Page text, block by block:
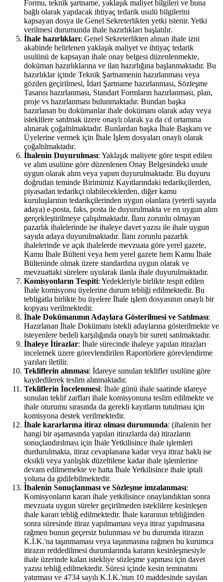
Formu, teknik şartname, yaklaşık maliyet bilgileri ve buna
bağlı olarak yapılacak ihtiyaç tedarik usulü bilgilerini
kapsayan dosya ile Genel Sekreterlikten yetki istenir. Yetki
verilmesi durumunda ihale hazırlıkları başlatılır.
İhale hazırlıkları: Genel Sekreterlikten alınan ihale izni
akabinde belirlenen yaklaşık maliyet ve ihtiyaç tedarik
usulünü de kapsayan ihale onay belgesi düzenlenmekte,
doküman hazırlıklarına ve ilan hazırlığına başlanmaktadır. Bu
hazırlıklar içinde Teknik Şartnamenin hazırlanması veya
gözden geçirilmesi, İdari Şartname hazırlanması, Sözleşme
Tasarısı hazırlanması, Standart Formların hazırlanması, plan,
proje vs hazırlanması bulunmaktadır. Bundan başka
hazırlanan bu dokümanlar ihale dokümanı olarak aday veya
isteklilere satılmak üzere onaylı olarak ya da cd ortamına
alınarak çoğaltılmaktadır. Bunlardan başka İhale Başkanı ve
Üyelerine vermek için İhale İşlem dosyaları onaylı olarak
çoğaltılmaktadır.
İhalenin Duyurulması: Yaklaşık maliyete göre tespit edilen
ve alım usulüne göre düzenlenen Onay Belgesindeki usule
uygun olarak alım veya yapım duyurulmaktadır. Bu duyuru
doğrudan teminde Birimimiz Kayıtlarındaki tedarikçilerden,
piyasadan tedarikçi olabileceklerden, diğer kamu
kuruluşlarının tedarikçilerinden uygun olanlara (yeterli sayıda
adaya) e-posta, faks, posta ile duyurulmakta ve en uygun alım
gerçekleştirilmeye çalışılmaktadır. İlanı zorunlu olmayan
pazarlık ihalelerinde ise ihaleye davet yazısı ile ihale uygun
sayıda adaya duyurulmaktadır. İlanı zorunlu pazarlık
ihalelerinde ve açık ihalelerde mevzuata göre yerel gazete,
Kamu İhale Bülteni veya hem yerel gazete hem Kamu İhale
Bülteninde olmak üzere standardına uygun olarak ve
mevzuattaki sürelere uyularak ilanla ihale duyurulmaktadır.
Komisyonların Tespiti: Yedekleriyle birlikte tespit edilen
İhale komisyonu üyelerine durum tebliği edilmektedir. Bu
tebligatla birlikte bu üyelere İhale işlem dosyasının onaylı bir
kopyası verilmektedir.
İhale Dokümanının Adaylara Gösterilmesi ve Satılması:
Hazırlanan İhale Dokümanı istekli adaylarına gösterilmekte ve
isteyenlere bedeli karşılığında onaylı bir sureti satılmaktadır.
İhaleye İtirazlar: İhale sürecinde ihaleye yapılan itirazları
incelemek üzere görevlendirilen Raportörlere görevlendirme
yazıları iletilir.
Tekliflerin alınması: İdareye sunulan teklifler usulüne göre
kaydedilerek teslim alınmaktadır.
Tekliflerin İncelenmesi: İhale günü ihale saatinde idareye
sunulan teklif zarfları ihale komisyonuna teslim edilmekte ve
ihale oturumu sırasında da gerekli kayıtların tutulması için
komisyona destek verilmektedir.
İhale kararlarına itiraz olması durumunda: (ihalenin her
hangi bir aşamasında yapılan itirazlarda da) itirazların
sonuçlandırılması için İhale Yetkilisince ihale işlemleri
durdurulmakta, itiraz cevaplanana kadar veya itiraz haklı ise
eksikli veya yanlışlık düzeltilene kadar ihale işlemlerine
devam edilmemekte ve hatta İhale Yetkilisince ihale iptali
yoluna da gidilebilmektedir.
İhalenin Sonuçlanması ve Sözleşme imzalanması:
Komisyonların kararı ihale yetkilisince onaylandıktan sonra
mevzuata uygun süreler geçirilmeden isteklilere kesinleşen
ihale kararı tebliğ edilmektedir. İhale kararının tebliğinden
sonra süresinde itiraz yapılmaması veya itiraz yapılmasına
rağmen bunun geçersiz bulunması ve bu durumda itirazın
K.İ.K.'na taşınmaması veya taşınmasına rağmen bu kurumca
itirazın reddedilmesi durumlarında kararın kesinleşmesiyle
ihale üzerinde kalan istekliye sözleşme yapması için davet
yazısı tebliğ edilmektedir. Süresi içinde kesin teminatını
yatırması ve 4734 sayılı K.İ.K.'nun 10 maddesinde sayılan